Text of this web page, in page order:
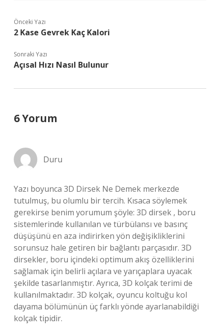
Önceki Yazı
2 Kase Gevrek Kaç Kalori
Sonraki Yazı
Açısal Hızı Nasıl Bulunur
6 Yorum
Duru
Yazı boyunca 3D Dirsek Ne Demek merkezde
tutulmuş, bu olumlu bir tercih. Kısaca söylemek
gerekirse benim yorumum şöyle: 3D dirsek , boru
sistemlerinde kullanılan ve türbülansı ve basınç
düşüşünü en aza indirirken yön değişikliklerini
sorunsuz hale getiren bir bağlantı parçasıdır. 3D
dirsekler, boru içindeki optimum akış özelliklerini
sağlamak için belirli açılara ve yarıçaplara uyacak
şekilde tasarlanmıştır. Ayrıca, 3D kolçak terimi de
kullanılmaktadır. 3D kolçak, oyuncu koltuğu kol
dayama bölümünün üç farklı yönde ayarlanabildiği
kolçak tipidir.